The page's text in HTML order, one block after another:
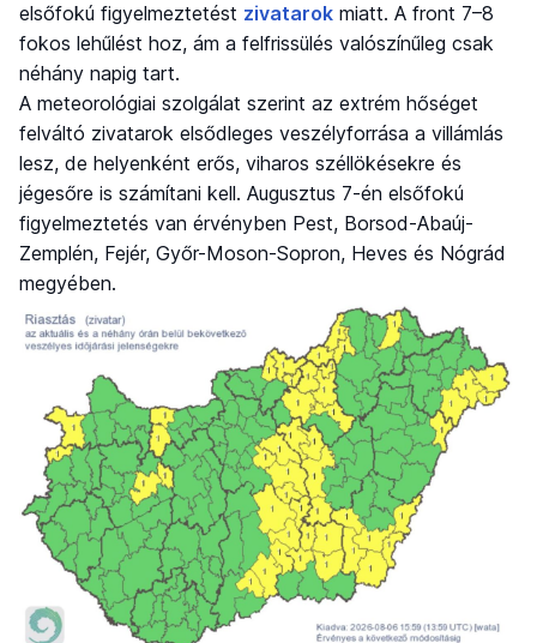
elsőfokú figyelmeztetést zivatarok miatt. A front 7–8
fokos lehűlést hoz, ám a felfrissülés valószínűleg csak
néhány napig tart.
A meteorológiai szolgálat szerint az extrém hőséget
felváltó zivatarok elsődleges veszélyforrása a villámlás
lesz, de helyenként erős, viharos széllökésekre és
jégesőre is számítani kell. Augusztus 7-én elsőfokú
figyelmeztetés van érvényben Pest, Borsod-Abaúj-
Zemplén, Fejér, Győr-Moson-Sopron, Heves és Nógrád
megyében.